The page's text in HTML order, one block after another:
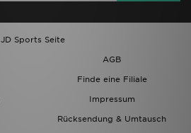
JD Sports Seite
AGB
Finde eine Filiale
Impressum
Rücksendung & Umtausch